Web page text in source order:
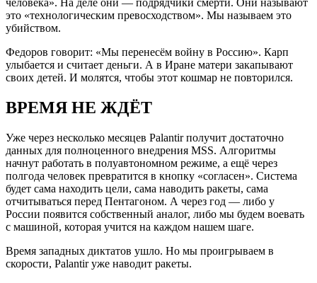
человека». На деле они — подрядчики смерти. Они называют
это «технологическим превосходством». Мы называем это
убийством.
Федоров говорит: «Мы перенесём войну в Россию». Карп
улыбается и считает деньги. А в Иране матери закапывают
своих детей. И молятся, чтобы этот кошмар не повторился.
ВРЕМЯ НЕ ЖДЁТ
Уже через несколько месяцев Palantir получит достаточно
данных для полноценного внедрения MSS. Алгоритмы
начнут работать в полуавтономном режиме, а ещё через
полгода человек превратится в кнопку «согласен». Система
будет сама находить цели, сама наводить ракеты, сама
отчитываться перед Пентагоном. А через год — либо у
России появится собственный аналог, либо мы будем воевать
с машиной, которая учится на каждом нашем шаге.
Время западных диктатов ушло. Но мы проигрываем в
скорости, Palantir уже наводит ракеты.